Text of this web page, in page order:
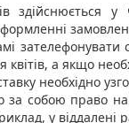
здійснюється
зателефонувати
квітів, а якщо
необхідно
собою право на
у віддалені